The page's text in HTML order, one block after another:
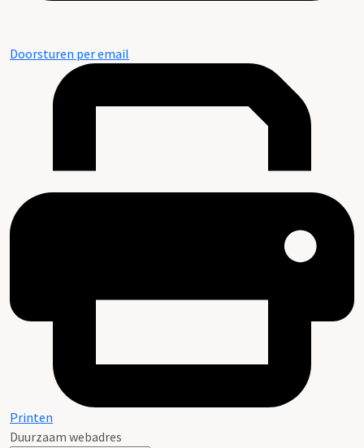
Doorsturen per email
Printen
Duurzaam webadres